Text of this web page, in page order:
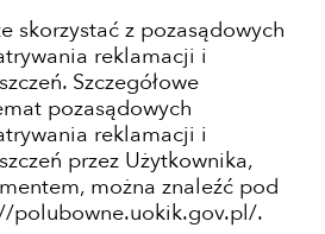
skorzystać z pozasądowych
reklamacji i
Szczegółowe
pozasądowych
reklamacji i
przez Użytkownika,
można znaleźć pod
polubowne.uokik.gov.pl/.